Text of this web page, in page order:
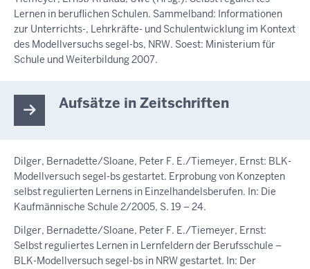
Lernen in beruflichen Schulen. Sammelband: Informationen
zur Unterrichts-, Lehrkräfte- und Schulentwicklung im Kontext
des Modellversuchs segel-bs, NRW. Soest: Ministerium für
Schule und Weiterbildung 2007.
Aufsätze in Zeitschriften
Dilger, Bernadette/Sloane, Peter F. E./Tiemeyer, Ernst: BLK-
Modellversuch segel-bs gestartet. Erprobung von Konzepten
selbst regulierten Lernens in Einzelhandelsberufen. In: Die
Kaufmännische Schule 2/2005, S. 19 – 24.
Dilger, Bernadette/Sloane, Peter F. E./Tiemeyer, Ernst:
Selbst reguliertes Lernen in Lernfeldern der Berufsschule –
BLK-Modellversuch segel-bs in NRW gestartet. In: Der